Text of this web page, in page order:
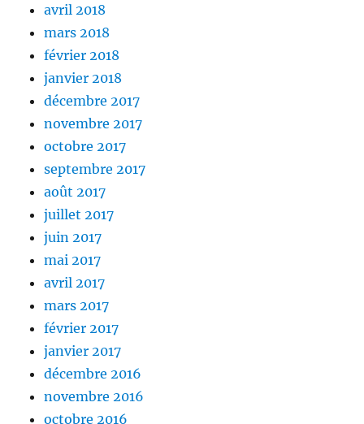
avril 2018
mars 2018
février 2018
janvier 2018
décembre 2017
novembre 2017
octobre 2017
septembre 2017
août 2017
juillet 2017
juin 2017
mai 2017
avril 2017
mars 2017
février 2017
janvier 2017
décembre 2016
novembre 2016
octobre 2016